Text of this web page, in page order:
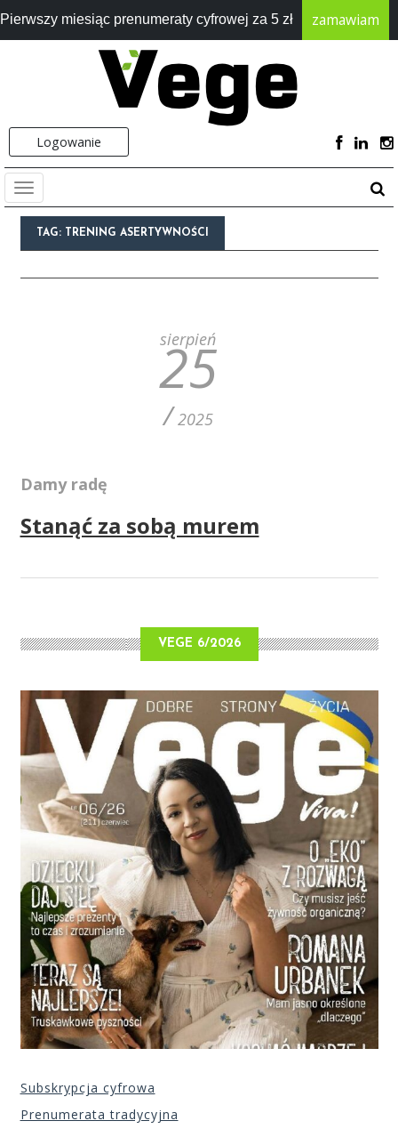
Pierwszy miesiąc prenumeraty cyfrowej za 5 zł zamawiam
Logowanie
TAG: TRENING ASERTYWNOŚCI
sierpień
25
/ 2025
Damy radę
Stanąć za sobą murem
VEGE 6/2026
Subskrypcja cyfrowa
Prenumerata tradycyjna